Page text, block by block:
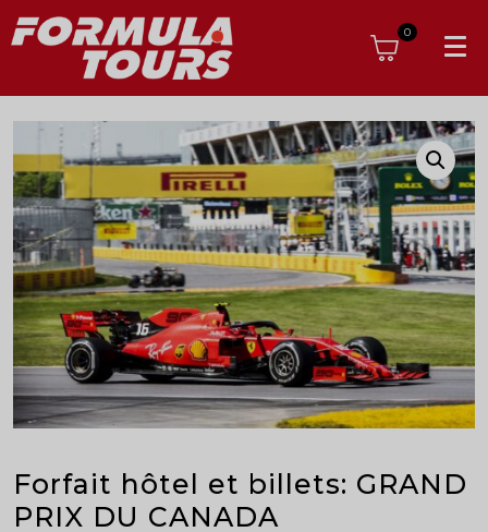
0
Forfait hôtel et billets: GRAND
PRIX DU CANADA